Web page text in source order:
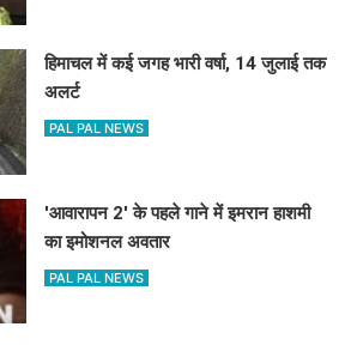
हिमाचल में कई जगह भारी वर्षा, 14 जुलाई तक
अलर्ट
PAL PAL NEWS
'आवारापन 2' के पहले गाने में इमरान हाशमी
का इमोशनल अवतार
PAL PAL NEWS